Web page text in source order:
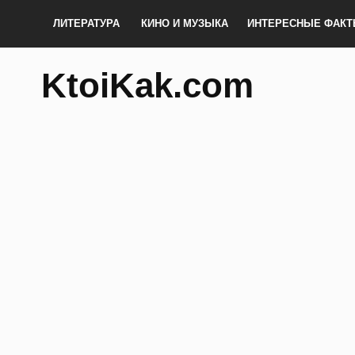
ЛИТЕРАТУРА КИНО И МУЗЫКА ИНТЕРЕСНЫЕ
KtoiKak.com